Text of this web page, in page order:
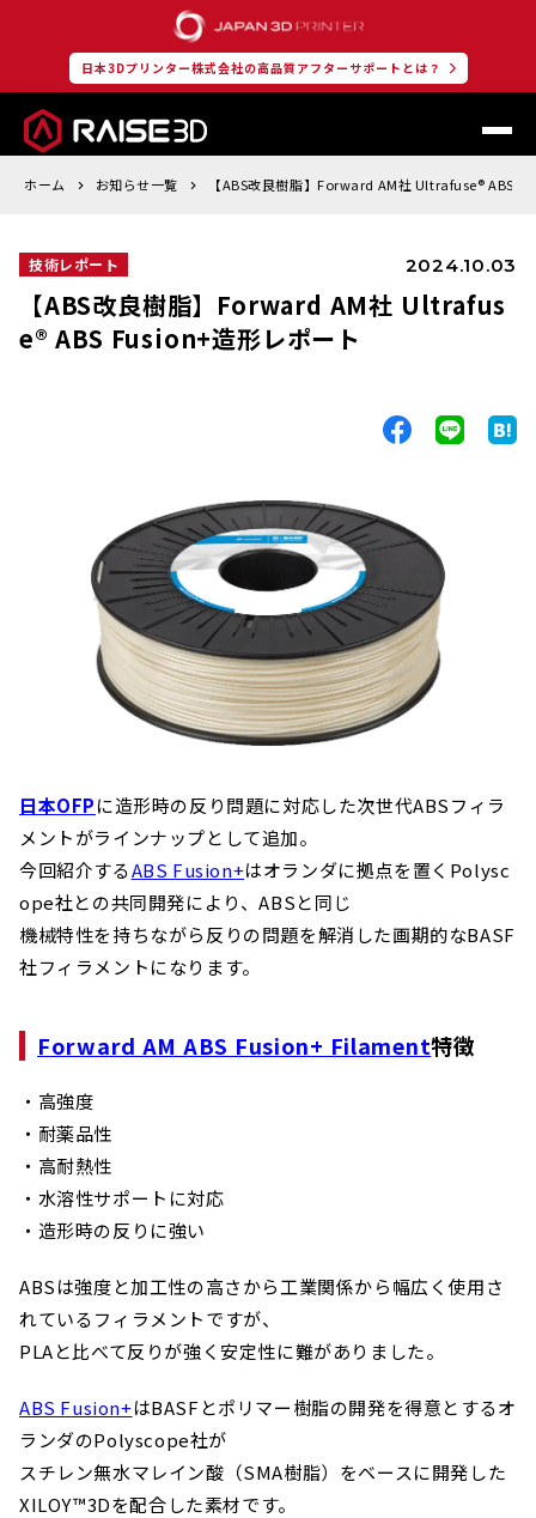
日本3Dプリンター株式会社の高品質アフターサポートとは？
ホーム お知らせ一覧 【ABS改良樹脂】Forward AM社 Ultrafuse® ABS
技術レポート 2024.10.03
【ABS改良樹脂】Forward AM社 Ultrafus
e® ABS Fusion+造形レポート
日本OFPに造形時の反り問題に対応した次世代ABSフィラ
メントがラインナップとして追加。
今回紹介するABS Fusion+はオランダに拠点を置くPolysc
ope社との共同開発により、ABSと同じ
機械特性を持ちながら反りの問題を解消した画期的なBASF
社フィラメントになります。
Forward AM ABS Fusion+ Filament特徴
・高強度
・耐薬品性
・高耐熱性
・水溶性サポートに対応
・造形時の反りに強い
ABSは強度と加工性の高さから工業関係から幅広く使用さ
れているフィラメントですが、
PLAと比べて反りが強く安定性に難がありました。
ABS Fusion+はBASFとポリマー樹脂の開発を得意とするオ
ランダのPolyscope社が
スチレン無水マレイン酸（SMA樹脂）をベースに開発した
XILOY™3Dを配合した素材です。